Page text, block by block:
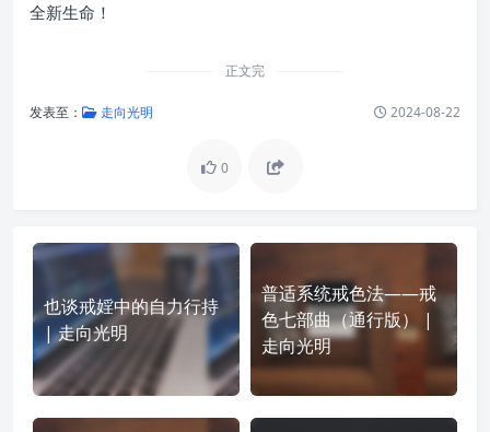
全新生命！
正文完
发表至： 走向光明 2024-08-22
0
也谈戒婬中的自力行持
| 走向光明
普适系统戒色法——戒
色七部曲（通行版） |
走向光明